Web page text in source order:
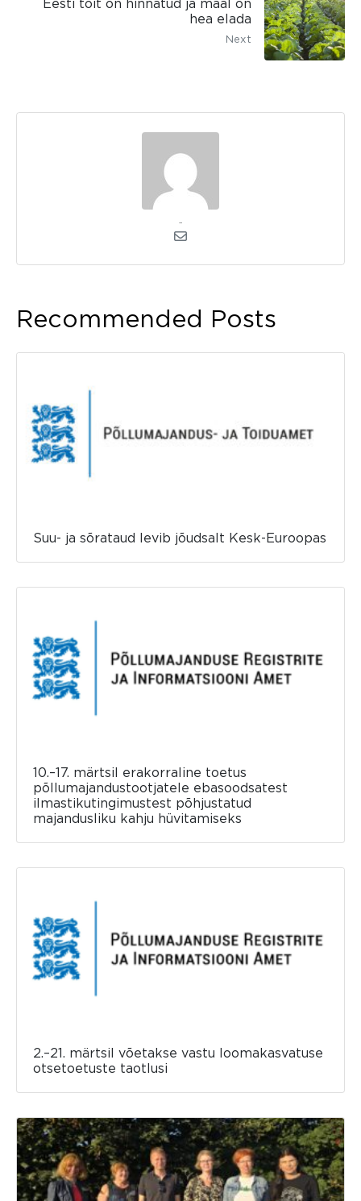
hea elada
Next
Recommended Posts
Suu- ja sõrataud levib jõudsalt Kesk-Euroopas
10.–17. märtsil erakorraline toetus
põllumajandustootjatele ebasoodsatest
ilmastikutingimustest põhjustatud
majandusliku kahju hüvitamiseks
2.–21. märtsil võetakse vastu loomakasvatuse
otsetoetuste taotlusi